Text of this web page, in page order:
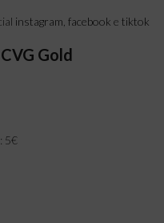
instagram facebook e tiktok
Gold
5€